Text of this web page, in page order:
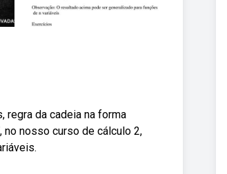
regra da cadeia na forma
nosso curso de cálculo 2,